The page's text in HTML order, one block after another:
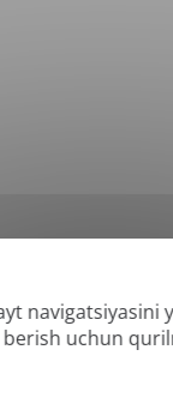
navigatsiyasini
uchun
CSV, PPTX, XLSX, XLS,
lekin "faqat rasm"